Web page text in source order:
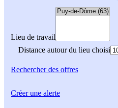
Lieu de travail
Distance autour du lieu choisi
Rechercherdes offres
Créer une alerte